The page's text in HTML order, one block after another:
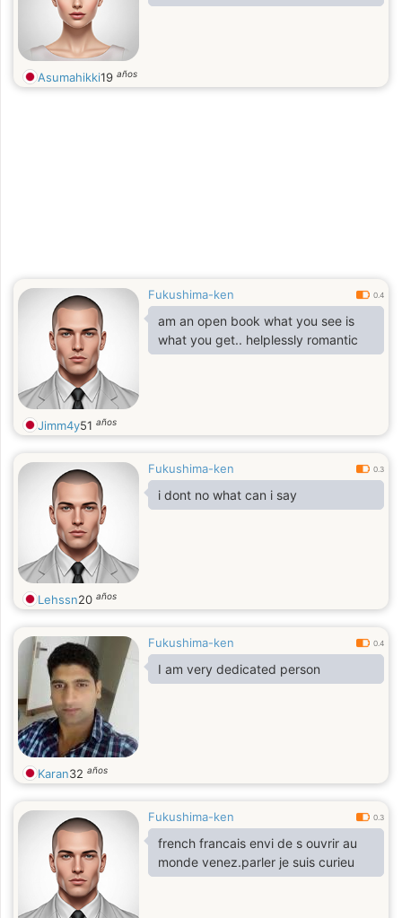
Asumahikki19 años
Fukushima-ken 0.4
am an open book what you see is
what you get.. helplessly romantic
Jimm4y51 años
Fukushima-ken 0.3
i dont no what can i say
Lehssn20 años
Fukushima-ken 0.4
I am very dedicated person
Karan32 años
Fukushima-ken 0.3
french francais envi de s ouvrir au
monde venez.parler je suis curieu